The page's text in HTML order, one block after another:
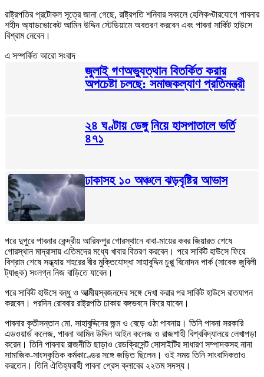
রাষ্ট্রপতির প্রটোকল সূত্রে জানা গেছে, রাষ্ট্রপতি শনিবার সকালে হেলিকপ্টারযোগে পাবনার
শহীদ অ্যাডভোকেট আমিন উদ্দিন স্টেডিয়ামে অবতরণ করবেন এবং পাবনা সার্কিট হাউসে
বিশ্রাম নেবেন।
এ সম্পর্কিত আরো সংবাদ
জুলাই গণঅভ্যুত্থান বিতর্কিত করার
অপচেষ্টা চলছে: সমাজকল্যাণ প্রতিমন্ত্রী
২৪ ঘণ্টায় ডেঙ্গু নিয়ে হাসপাতালে ভর্তি
৪৭১
ঢাকাসহ ১০ অঞ্চলে ঝড়বৃষ্টির আভাস
পরে দুপুরে পাবনার কেন্দ্রীয় আরিফপুর গোরস্থানে বাবা-মায়ের কবর জিয়ারত শেষে
গোরস্থান মাদ্রাসায় এতিমদের মধ্যে খাবার বিতরণ করবেন। পরে সার্কিট হাউসে ফিরে
বিশ্রাম শেষে সন্ধ্যায় শহরের বীর মুক্তিযোদ্ধা সাহাবুদ্দিন চুপ্পু বিনোদন পার্ক (সাবেক জুবিলী
ট্যাঙ্ক) সংলগ্ন নিজ বাড়িতে যাবেন।
পরে সার্কিট হাউসে বন্ধু ও আত্মীয়স্বজনদের সঙ্গে দেখা করার পর সার্কিট হাউসে রাতযাপন
করবেন। পরদিন রোববার রাষ্ট্রপতি ঢাকায় বঙ্গভবনে ফিরে যাবেন।
পাবনার কৃতীসন্তান মো. সাহাবুদ্দিনের জন্ম ও বেড়ে ওঠা পাবনায়। তিনি পাবনা সরকারি
এডওয়ার্ড কলেজ, পাবনা আমিন উদ্দিন আইন কলেজ ও রাজশাহী বিশ্ববিদ্যালয়ে লেখাপড়া
করেন। তিনি পাবনায় রাজনীতি ছাড়াও রেডক্রিসেন্ট সোসাইটির সাধারণ সম্পাদকসহ নানা
সামাজিক-সাংস্কৃতিক কর্মকাণ্ডের সঙ্গে জড়িত ছিলেন। ওই সময় তিনি সাংবাদিকতাও
করতেন। তিনি ঐতিহ্যবাহী পাবনা প্রেস ক্লাবের ২২তম সদস্য।